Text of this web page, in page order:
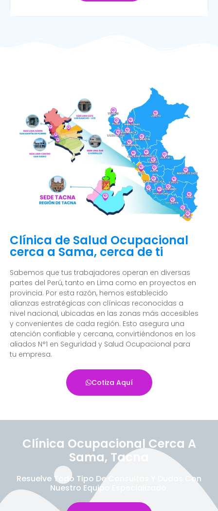
Clínica de Salud Ocupacional
cerca a Sama, cerca de ti
Sabemos que tus trabajadores operan en diversas
partes del Perú, tanto en Lima como en proyectos en
provincia. Por esta razón, hemos establecido
alianzas estratégicas con clínicas reconocidas a
nivel nacional, ubicadas en las zonas más accesibles
y convenientes de cada región. Esto asegura una
atención confiable y cercana, convirtiéndonos en los
aliados N°1 en Seguridad y Salud Ocupacional para
tu empresa.
Cotiza Aquí
Clínica Ocupacional Cerca A
Sama, Tacna
Resuelve Todo Tipo De Consultas Y Dudas Con
Nuestro Equipo Especializado.